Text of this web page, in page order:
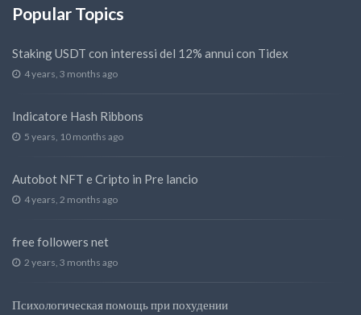
Popular Topics
Staking USDT con interessi del 12% annui con Tidex
4 years, 3 months ago
Indicatore Hash Ribbons
5 years, 10 months ago
Autobot NFT e Cripto in Pre lancio
4 years, 2 months ago
free followers net
2 years, 3 months ago
Психологическая помощь при похудении